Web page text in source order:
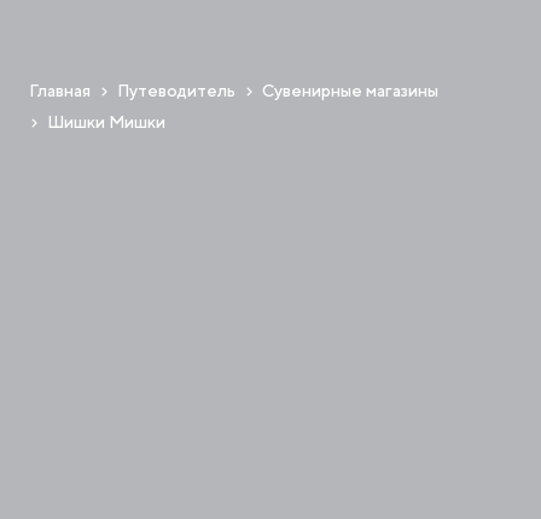
Главная Путеводитель
Сувенирные магазины
Шишки Мишки